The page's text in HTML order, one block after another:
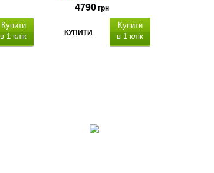
Купити
в 1 клік
4790 грн
КУПИТИ
Купити
в 1 клік